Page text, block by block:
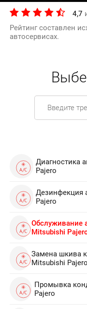
4,7
Рейтинг составлен
автосервисах.
Диагностика
Pajero
Дезинфекция
Pajero
Обслуживание
Mitsubishi
Замена шкива
Mitsubishi Pajero
Промывка
Pajero